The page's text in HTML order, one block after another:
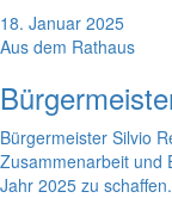
18. Januar 2025
Aus dem Rathaus
Bürgermeister Silvio
Zusammenarbeit und
Jahr 2025 zu schaffen.